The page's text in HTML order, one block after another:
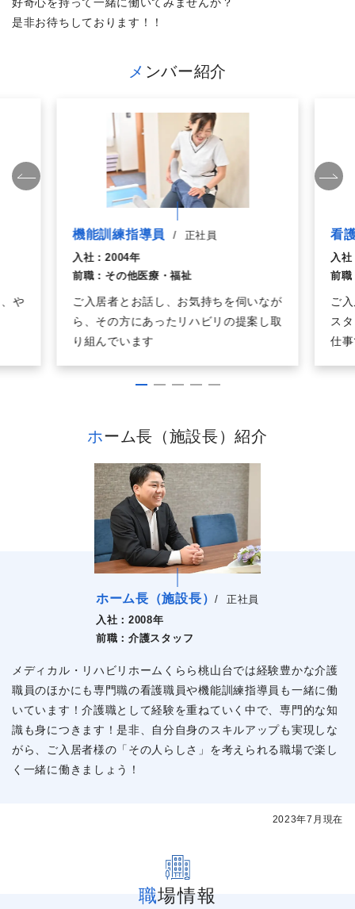
是非お待ちしております！！
メンバー紹介
や
機能訓練指導員 /
正社員
入社：2004年
前職： その他医療・福祉
ご入居者とお話し、お気持ちを伺いなが
ら、その方にあったリハビリの提案し取
り組んでいます
看
入社
前職
ご
ス
仕
ホーム長（施設長）紹介
ホーム長（施設長）/
正社員
入社：2008年
前職：介護スタッフ
メディカル・リハビリホームくらら桃山台では経験豊かな介護
職員のほかにも専門職の看護職員や機能訓練指導員も一緒に働
いています！介護職として経験を重ねていく中で、専門的な知
識も身につきます！是非、自分自身のスキルアップも実現しな
がら、ご入居者様の「その人らしさ」を考えられる職場で楽し
く一緒に働きましょう！
2023年7月現在
職場情報